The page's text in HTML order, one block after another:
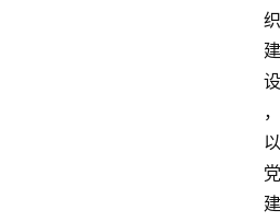
织
建
设
，
以
党
建